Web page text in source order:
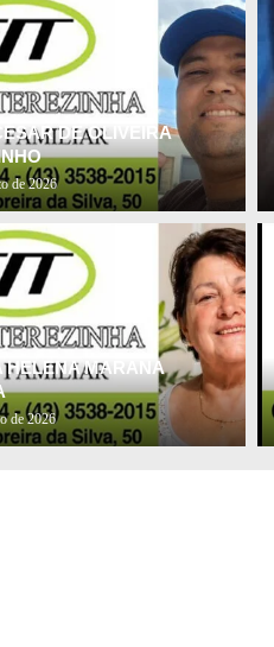
DE OLIVEIRA
de 2026
HELENA MARANA
de 2026